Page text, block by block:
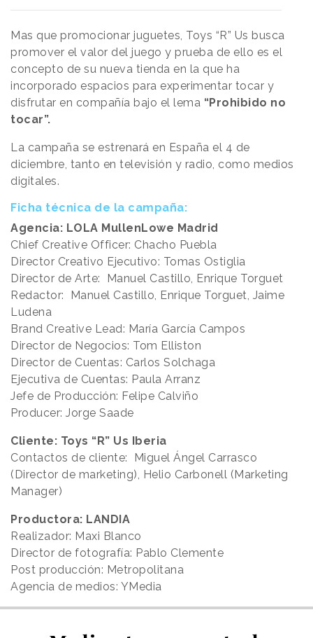
Mas que promocionar juguetes, Toys “R” Us busca
promover el valor del juego y prueba de ello es el
concepto de su nueva tienda en la que ha
incorporado espacios para experimentar tocar y
disfrutar en compañía bajo el lema “Prohibido no
tocar”.
La campaña se estrenará en España el 4 de
diciembre, tanto en televisión y radio, como medios
digitales.
Ficha técnica de la campaña:
Agencia: LOLA MullenLowe Madrid
Chief Creative Officer: Chacho Puebla
Director Creativo Ejecutivo: Tomas Ostiglia
Director de Arte: Manuel Castillo, Enrique Torguet
Redactor: Manuel Castillo, Enrique Torguet, Jaime
Ludena
Brand Creative Lead: María García Campos
Director de Negocios: Tom Elliston
Director de Cuentas: Carlos Solchaga
Ejecutiva de Cuentas: Paula Arranz
Jefe de Producción: Felipe Calviño
Producer: Jorge Saade
Cliente: Toys “R” Us Iberia
Contactos de cliente: Miguel Ángel Carrasco
(Director de marketing), Helio Carbonell (Marketing
Manager)
Productora: LANDIA
Realizador: Maxi Blanco
Director de fotografía: Pablo Clemente
Post producción: Metropolitana
Agencia de medios: YMedia